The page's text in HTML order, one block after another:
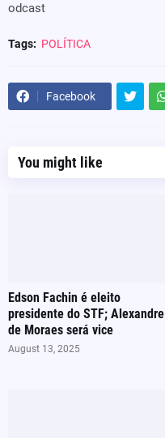
odcast
Tags: POLÍTICA
Facebook
You might like
Edson Fachin é eleito
presidente do STF; Alexandre
de Moraes será vice
August 13, 2025